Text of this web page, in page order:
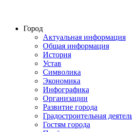
Город
Актуальная информация
Общая информация
История
Устав
Символика
Экономика
Инфографика
Организации
Развитие города
Градостроительная
Гостям города